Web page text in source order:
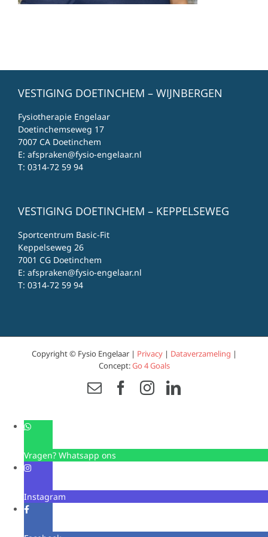
VESTIGING DOETINCHEM – WIJNBERGEN
Fysiotherapie Engelaar
Doetinchemseweg 17
7007 CA Doetinchem
E: afspraken@fysio-engelaar.nl
T: 0314-72 59 94
VESTIGING DOETINCHEM – KEPPELSEWEG
Sportcentrum Basic-Fit
Keppelseweg 26
7001 CG Doetinchem
E: afspraken@fysio-engelaar.nl
T: 0314-72 59 94
Copyright © Fysio Engelaar | Privacy| Dataverzameling |
Concept:Go 4 Goals
Email Facebook
Instagram
LinkedIn
Vragen? Whatsapp ons
Instagram